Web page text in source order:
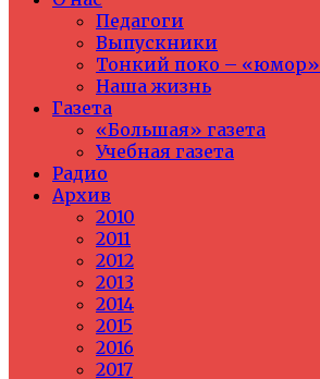
Педагоги
Выпускники
Тонкий поко – «юмор»
Наша жизнь
Газета
«Большая» газета
Учебная газета
Радио
Архив
2010
2011
2012
2013
2014
2015
2016
2017